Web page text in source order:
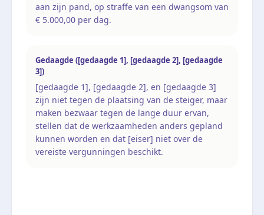
aan zijn pand, op straffe van een dwangsom van
€ 5.000,00 per dag.
Gedaagde ([gedaagde 1], [gedaagde 2], [gedaagde
3])
[gedaagde 1], [gedaagde 2], en [gedaagde 3]
zijn niet tegen de plaatsing van de steiger, maar
maken bezwaar tegen de lange duur ervan,
stellen dat de werkzaamheden anders gepland
kunnen worden en dat [eiser] niet over de
vereiste vergunningen beschikt.